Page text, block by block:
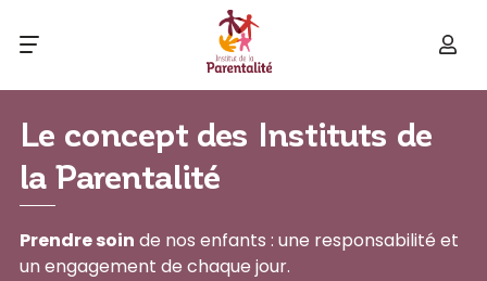
Le concept des Instituts de
la Parentalité
Prendre soin de nos enfants : une responsabilité et
un engagement de chaque jour.